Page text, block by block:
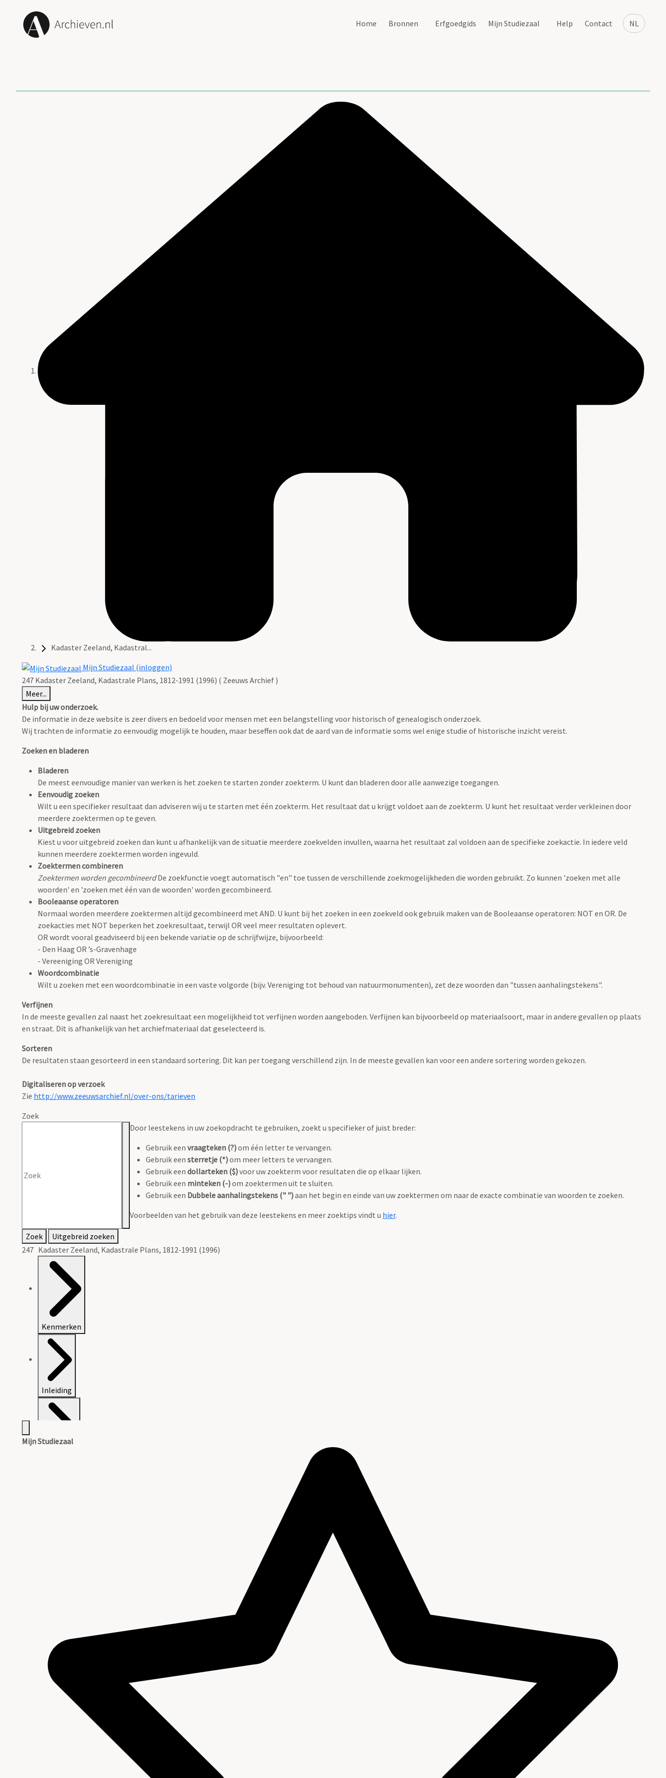
NL
Home Bronnen Erfgoedgids Mijn Studiezaal Help Contact
Kadaster Zeeland, Kadastral...
Mijn Studiezaal (inloggen)
247 Kadaster Zeeland, Kadastrale Plans, 1812-1991 (1996) ( Zeeuws Archief )
Meer...
Hulp bij uw onderzoek.
De informatie in deze website is zeer divers en bedoeld voor mensen met een belangstelling voor historisch of genealogisch onderzoek.
Wij trachten de informatie zo eenvoudig mogelijk te houden, maar beseffen ook dat de aard van de informatie soms wel enige studie of historische inzicht vereist.
Zoeken en bladeren
Bladeren
De meest eenvoudige manier van werken is het zoeken te starten zonder zoekterm. U kunt dan bladeren door alle aanwezige toegangen.
Eenvoudig zoeken
Wilt u een specifieker resultaat dan adviseren wij u te starten met één zoekterm. Het resultaat dat u krijgt voldoet aan de zoekterm. U kunt het resultaat verder verkleinen door
meerdere zoektermen op te geven.
Uitgebreid zoeken
Kiest u voor uitgebreid zoeken dan kunt u afhankelijk van de situatie meerdere zoekvelden invullen, waarna het resultaat zal voldoen aan de specifieke zoekactie. In iedere veld
kunnen meerdere zoektermen worden ingevuld.
Zoektermen combineren
Zoektermen worden gecombineerdDe zoekfunctie voegt automatisch "en" toe tussen de verschillende zoekmogelijkheden die worden gebruikt. Zo kunnen 'zoeken met alle
woorden' en 'zoeken met één van de woorden' worden gecombineerd.
Booleaanse operatoren
Normaal worden meerdere zoektermen altijd gecombineerd met AND. U kunt bij het zoeken in een zoekveld ook gebruik maken van de Booleaanse operatoren: NOT en OR. De
zoekacties met NOT beperken het zoekresultaat, terwijl OR veel meer resultaten oplevert.
OR wordt vooral geadviseerd bij een bekende variatie op de schrijfwijze, bijvoorbeeld:
- Den Haag OR ’s-Gravenhage
- Vereeniging OR Vereniging
Woordcombinatie
Wilt u zoeken met een woordcombinatie in een vaste volgorde (bijv. Vereniging tot behoud van natuurmonumenten), zet deze woorden dan "tussen aanhalingstekens".
Verfijnen
In de meeste gevallen zal naast het zoekresultaat een mogelijkheid tot verfijnen worden aangeboden. Verfijnen kan bijvoorbeeld op materiaalsoort, maar in andere gevallen op plaats
en straat. Dit is afhankelijk van het archiefmateriaal dat geselecteerd is.
Sorteren
De resultaten staan gesorteerd in een standaard sortering. Dit kan per toegang verschillend zijn. In de meeste gevallen kan voor een andere sortering worden gekozen.
Digitaliseren op verzoek
Zie http://www.zeeuwsarchief.nl/over-ons/tarieven
Zoek
Door leestekens in uw zoekopdracht te gebruiken, zoekt u specifieker of juist breder:
Gebruik een vraagteken (?)om één letter te vervangen.
Gebruik een sterretje (*)om meer letters te vervangen.
Gebruik een dollarteken ($)voor uw zoekterm voor resultaten die op elkaar lijken.
Gebruik een minteken (-)om zoektermen uit te sluiten.
Gebruik een Dubbele aanhalingstekens (" ")aan het begin en einde van uw zoektermen om naar de exacte combinatie van woorden te zoeken.
Voorbeelden van het gebruik van deze leestekens en meer zoektips vindt u hier.
Zoek
Uitgebreid zoeken
247 Kadaster Zeeland, Kadastrale Plans, 1812-1991 (1996)
Kenmerken
Inleiding
Mijn Studiezaal